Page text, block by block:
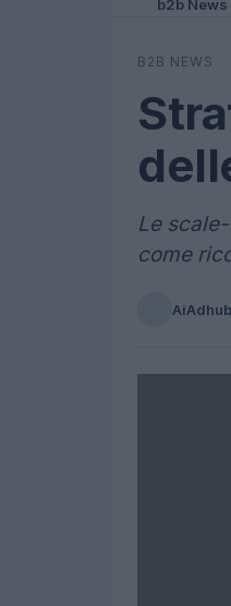
b2b News
B2B NEWS
Le
come